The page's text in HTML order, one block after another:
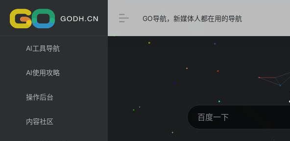
AI工具导航
AI使用攻略
操作后台
内容社区
GO导航，新媒体人都在用的导航